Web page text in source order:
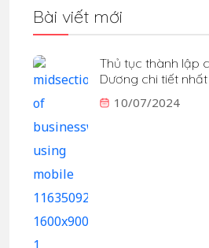
Bài viết mới
Thủ tục thành lập
Dương chi tiết
10/07/2024